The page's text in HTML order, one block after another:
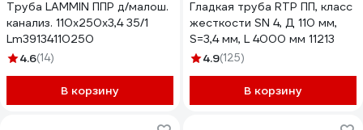
Труба LAMMIN ППР д/малош.
канализ. 110x250x3,4 35/1
Lm39134110250
4.6(14)
В корзину
Гладкая труба RTP ПП, класс
жесткости SN 4, Д 110 мм,
S=3,4 мм, L 4000 мм 11213
4.9(125)
В корзину